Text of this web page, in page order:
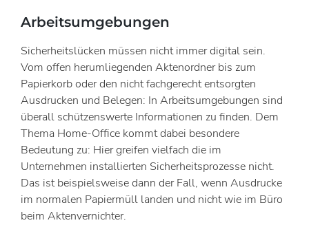
Arbeitsumgebungen
Sicherheitslücken müssen nicht immer digital sein.
Vom offen herumliegenden Aktenordner bis zum
Papierkorb oder den nicht fachgerecht entsorgten
Ausdrucken und Belegen: In Arbeitsumgebungen sind
überall schützenswerte Informationen zu finden. Dem
Thema Home-Office kommt dabei besondere
Bedeutung zu: Hier greifen vielfach die im
Unternehmen installierten Sicherheitsprozesse nicht.
Das ist beispielsweise dann der Fall, wenn Ausdrucke
im normalen Papiermüll landen und nicht wie im Büro
beim Aktenvernichter.